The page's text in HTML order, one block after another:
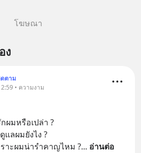
โฆษณา
ง
ตาม
• ความงาม
ผมหรือเปล่า ?
ลผมยังไง ?
าะผมน่ารำคาญไหม ?... อ่านต่อ